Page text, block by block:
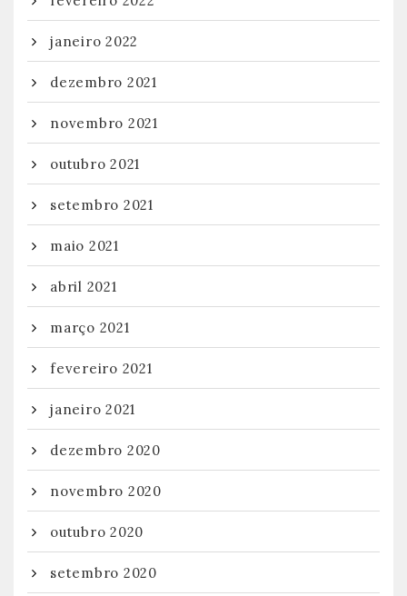
janeiro 2022
dezembro 2021
novembro 2021
outubro 2021
setembro 2021
maio 2021
abril 2021
março 2021
fevereiro 2021
janeiro 2021
dezembro 2020
novembro 2020
outubro 2020
setembro 2020